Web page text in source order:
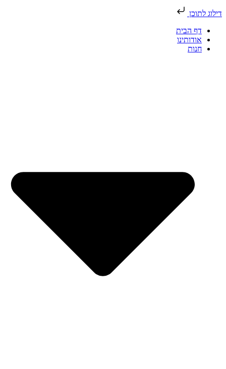
דילוג לתוכן
דף הבית
אודותינו
חנות